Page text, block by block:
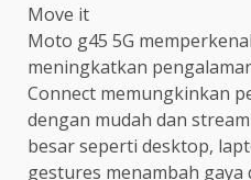
Move it
Moto g45 5G
meningkatkan
Connect memungkinkan
dengan mudah dan
besar seperti desktop,
gestures menambah